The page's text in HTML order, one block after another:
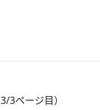
3ページ目）